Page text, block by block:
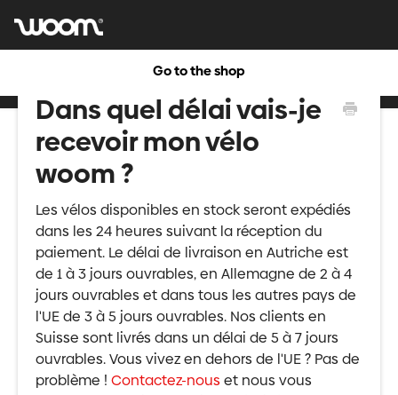
Go to the shop
Dans quel délai vais-je
recevoir mon vélo
woom ?
Les vélos disponibles en stock seront expédiés
dans les 24 heures suivant la réception du
paiement. Le délai de livraison en Autriche est
de 1 à 3 jours ouvrables, en Allemagne de 2 à 4
jours ouvrables et dans tous les autres pays de
l'UE de 3 à 5 jours ouvrables. Nos clients en
Suisse sont livrés dans un délai de 5 à 7 jours
ouvrables. Vous vivez en dehors de l'UE ? Pas de
problème ! Contactez-nouset nous vous